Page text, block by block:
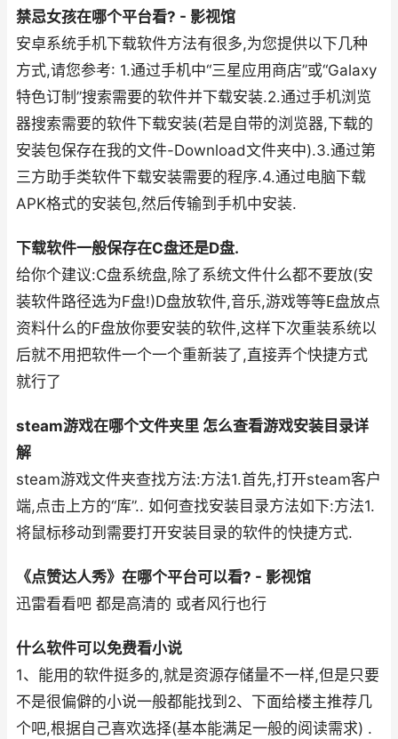
禁忌女孩在哪个平台看? - 影视馆
安卓系统手机下载软件方法有很多,为您提供以下几种
方式,请您参考: 1.通过手机中“三星应用商店”或“Galaxy
特色订制”搜索需要的软件并下载安装.2.通过手机浏览
器搜索需要的软件下载安装(若是自带的浏览器,下载的
安装包保存在我的文件-Download文件夹中).3.通过第
三方助手类软件下载安装需要的程序.4.通过电脑下载
APK格式的安装包,然后传输到手机中安装.
下载软件一般保存在C盘还是D盘.
给你个建议:C盘系统盘,除了系统文件什么都不要放(安
装软件路径选为F盘!)D盘放软件,音乐,游戏等等E盘放点
资料什么的F盘放你要安装的软件,这样下次重装系统以
后就不用把软件一个一个重新装了,直接弄个快捷方式
就行了
steam游戏在哪个文件夹里 怎么查看游戏安装目录详
解
steam游戏文件夹查找方法:方法1.首先,打开steam客户
端,点击上方的“库”.. 如何查找安装目录方法如下:方法1.
将鼠标移动到需要打开安装目录的软件的快捷方式.
《点赞达人秀》在哪个平台可以看? - 影视馆
迅雷看看吧 都是高清的 或者风行也行
什么软件可以免费看小说
1、能用的软件挺多的,就是资源存储量不一样,但是只要
不是很偏僻的小说一般都能找到2、下面给楼主推荐几
个吧,根据自己喜欢选择(基本能满足一般的阅读需求) .